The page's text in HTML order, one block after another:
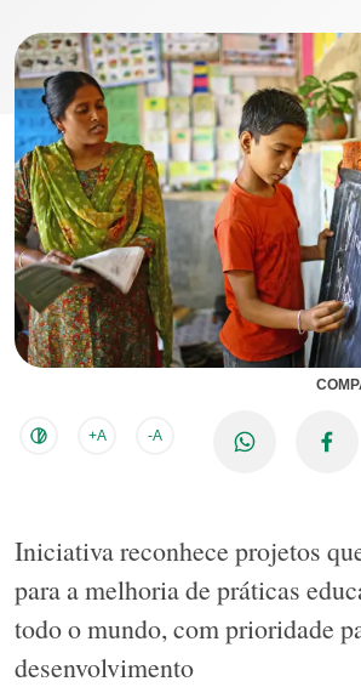
+A -A
Iniciativa reconhece projetos
para a melhoria de práticas
todo o mundo, com prioridade
desenvolvimento